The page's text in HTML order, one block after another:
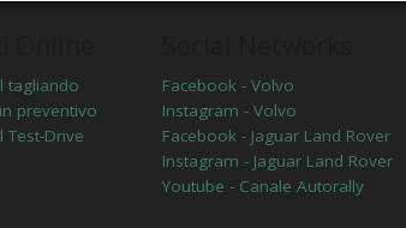
tagliando
preventivo
Test-Drive
Facebook - Volvo
Instagram - Volvo
Facebook - Jaguar Land Rover
Instagram - Jaguar Land Rover
Youtube - Canale Autorally